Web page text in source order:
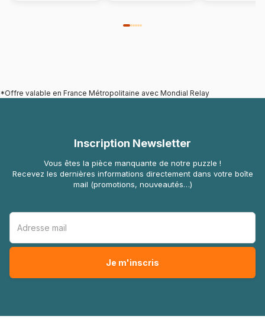
*Offre valable en France Métropolitaine avec Mondial Relay
Inscription Newsletter
Vous êtes la pièce manquante de notre puzzle !
Recevez les dernières informations directement dans votre boîte
mail (promotions, nouveautés…)